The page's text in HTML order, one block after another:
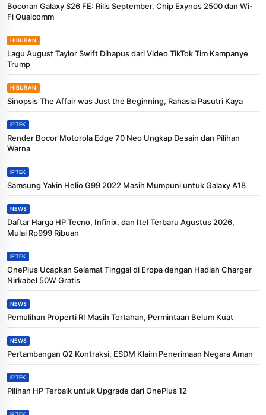
Bocoran Galaxy S26 FE: Rilis September, Chip Exynos 2500 dan Wi-
Fi Qualcomm
HIBURAN
Lagu August Taylor Swift Dihapus dari Video TikTok Tim Kampanye
Trump
HIBURAN
Sinopsis The Affair was Just the Beginning, Rahasia Pasutri Kaya
IPTEK
Render Bocor Motorola Edge 70 Neo Ungkap Desain dan Pilihan
Warna
IPTEK
Samsung Yakin Helio G99 2022 Masih Mumpuni untuk Galaxy A18
NEWS
Daftar Harga HP Tecno, Infinix, dan Itel Terbaru Agustus 2026,
Mulai Rp999 Ribuan
IPTEK
OnePlus Ucapkan Selamat Tinggal di Eropa dengan Hadiah Charger
Nirkabel 50W Gratis
NEWS
Pemulihan Properti RI Masih Tertahan, Permintaan Belum Kuat
NEWS
Pertambangan Q2 Kontraksi, ESDM Klaim Penerimaan Negara Aman
IPTEK
Pilihan HP Terbaik untuk Upgrade dari OnePlus 12